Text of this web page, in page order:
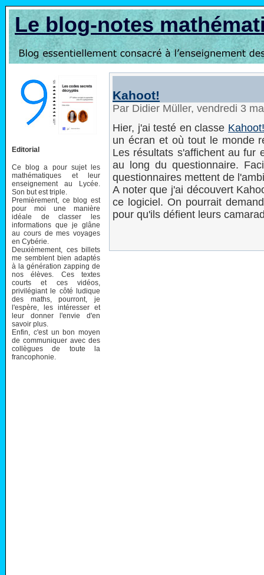
Le blog-notes
Editorial
Ce blog a pour sujet les
mathématiques et leur
enseignement au Lycée.
Son but est triple.
Premièrement, ce blog est
pour moi une manière
idéale de classer les
informations que je glâne
au cours de mes voyages
en Cybérie.
Deuxièmement, ces billets
me semblent bien adaptés
à la génération zapping de
nos élèves. Ces textes
courts et ces vidéos,
privilégiant le côté ludique
des maths, pourront, je
l'espère, les intéresser et
leur donner l'envie d'en
savoir plus.
Enfin, c'est un bon moyen
de communiquer avec des
collègues de toute la
francophonie.
Kahoot!
Par Didier Müller, vendredi 3
Hier, j'ai testé en classe
un écran et où tout le monde
Les résultats s'affichent au fur
au long du questionnaire.
questionnaires mettent de
A noter que j'ai découvert
ce logiciel. On pourrait
pour qu'ils défient leurs